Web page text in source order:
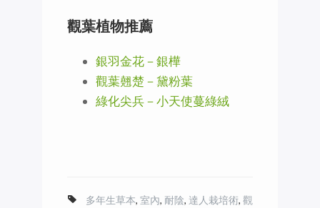
觀葉植物推薦
銀羽金花－銀樺
觀葉翹楚－黛粉葉
綠化尖兵－小天使蔓綠絨
多年生草本, 室內, 耐陰, 達人栽培術, 觀